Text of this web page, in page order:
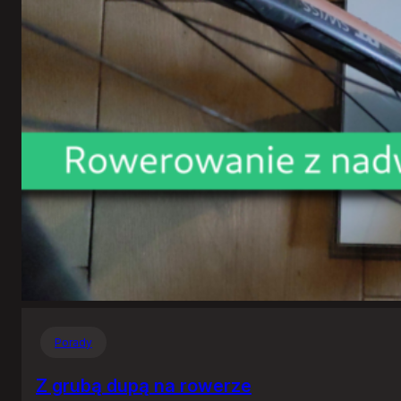
Porady
Z grubą dupą na rowerze